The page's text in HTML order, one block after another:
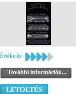
Értékelés:
További információk...
LETÖLTÉS